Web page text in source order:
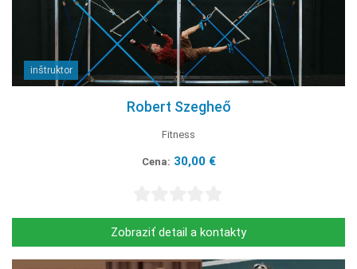
inštruktor
Robert Szegheő
Fitness
Cena: 30,00 €
Zobraziť detail a kontakty